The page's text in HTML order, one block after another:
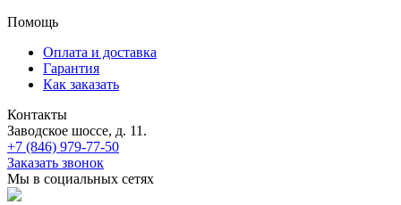
Помощь
Оплата и доставка
Гарантия
Как заказать
Контакты
Заводское шоссе, д. 11.
+7 (846) 979-77-50
Заказать звонок
Мы в социальных сетях